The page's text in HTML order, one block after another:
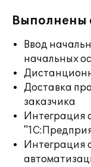
Выполнены
Ввод
начальных
Доставка
заказчика
Интеграция
Интеграция